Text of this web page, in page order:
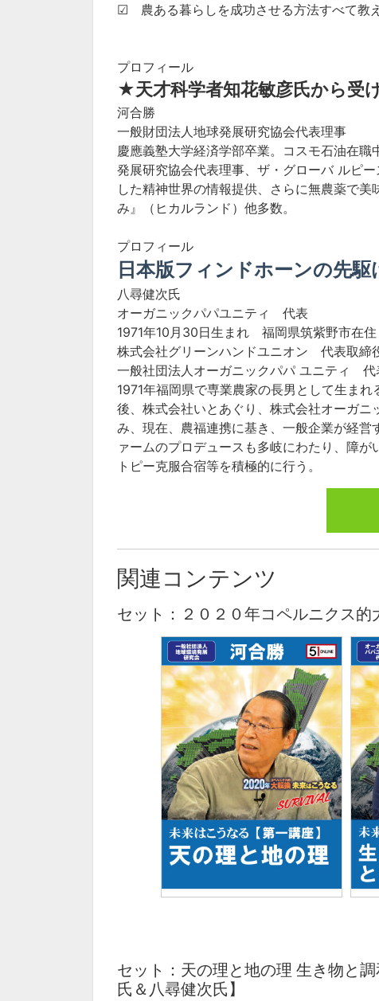
☑ 農ある暮らしを成功させる方法すべて教
プロフィール
★天才科学者知花敏彦氏から受
河合勝
一般財団法人地球発展研究協会代表理事
慶應義塾大学経済学部卒業。コスモ石油在
発展研究協会代表理事、ザ・グローバ ルピ
した精神世界の情報提供、さらに無農薬で
み』（ヒカルランド）他多数。
プロフィール
日本版フィンドホーンの先
八尋健次氏
オーガニックパパユニティ 代表
1971年10月30日生まれ 福岡県筑紫野市在住
株式会社グリーンハンドユニオン 代表取締
一般社団法人オーガニックパパ ユニティ 代
1971年福岡県で専業農家の長男として生ま
後、株式会社いとあぐり、株式会社オーガ
み、現在、農福連携に基き、一般企業が経
ァームのプロデュースも多岐にわたり、障
トピー克服合宿等を積極的に行う。
関連コンテンツ
セット：２０２０年コペルニクス
セット：天の理と地の理 生き物と
氏＆八尋健次氏】